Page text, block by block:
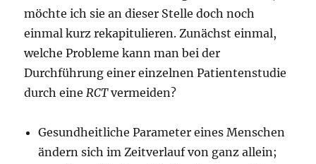
möchte ich sie an dieser Stelle doch noch
einmal kurz rekapitulieren. Zunächst einmal,
welche Probleme kann man bei der
Durchführung einer einzelnen Patientenstudie
durch eineRCTvermeiden?
Gesundheitliche Parameter eines Menschen
ändern sich im Zeitverlauf von ganz allein;